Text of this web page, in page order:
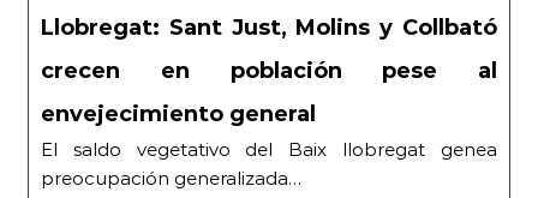
Llobregat: Sant Just, Molins y Collbató
crecen en población pese al
envejecimiento general
El saldo vegetativo del Baix llobregat genea
preocupación generalizada…